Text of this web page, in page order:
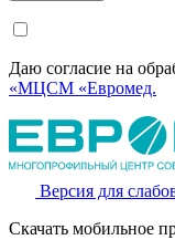
Даю согласие на
«МЦСМ «Евромед.
Версия для
Скачать мобильное